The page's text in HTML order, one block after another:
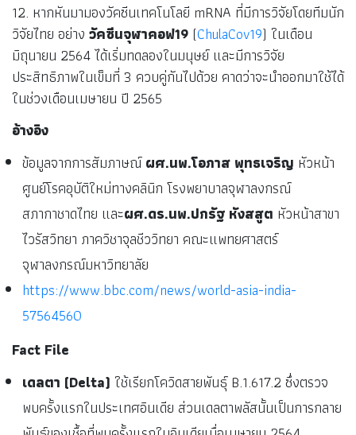
12. หากหันมามองวัคซีนเทคโนโลยี mRNA ที่มีการวิจัยโดยทีมนัก
วิจัยไทย อย่าง วัคซีนจุฬาคอฟ19 (ChulaCov19) ในเดือน
มิถุนายน 2564 ได้เริ่มทดลองในมนุษย์ และมีการวิจัย
ประสิทธิภาพในเข็มที่ 3 ควบคู่กันไปด้วย คาดว่าจะนำออกมาใช้ได้
ในช่วงเดือนเมษายน ปี 2565
อ้างอิง
ข้อมูลจากการสัมภาษณ์ผศ.นพ.โอภาส พุทธเจริญ หัวหน้า
ศูนย์โรคอุบัติใหม่ทางคลินิก โรงพยาบาลจุฬาลงกรณ์
สภากาชาดไทย และผศ.ดร.นพ.ปกรัฐ หังสสูต หัวหน้าสาขา
ไวรัสวิทยา ภาควิชาจุลชีววิทยา คณะแพทยศาสตร์
จุฬาลงกรณ์มหาวิทยาลัย
https://www.bbc.com/news/world-asia-india-
57564560
Fact File
เดลตา (Delta) ใช้เรียกโควิดสายพันธุ์ B.1.617.2 ซึ่งตรวจ
พบครั้งแรกในประเทศอินเดีย ส่วนเดลตาพลัสนั้นเป็นการกลาย